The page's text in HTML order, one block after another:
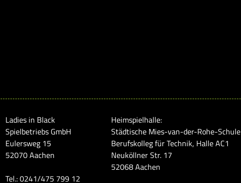
Ladies in Black
Spielbetriebs GmbH
Eulersweg 15
52070 Aachen
Tel.: 0241/475 799 12
Heimspielhalle:
Städtische Mies-van-der-Rohe-Schule
Berufskolleg für Technik, Halle AC1
Neuköllner Str. 17
52068 Aachen